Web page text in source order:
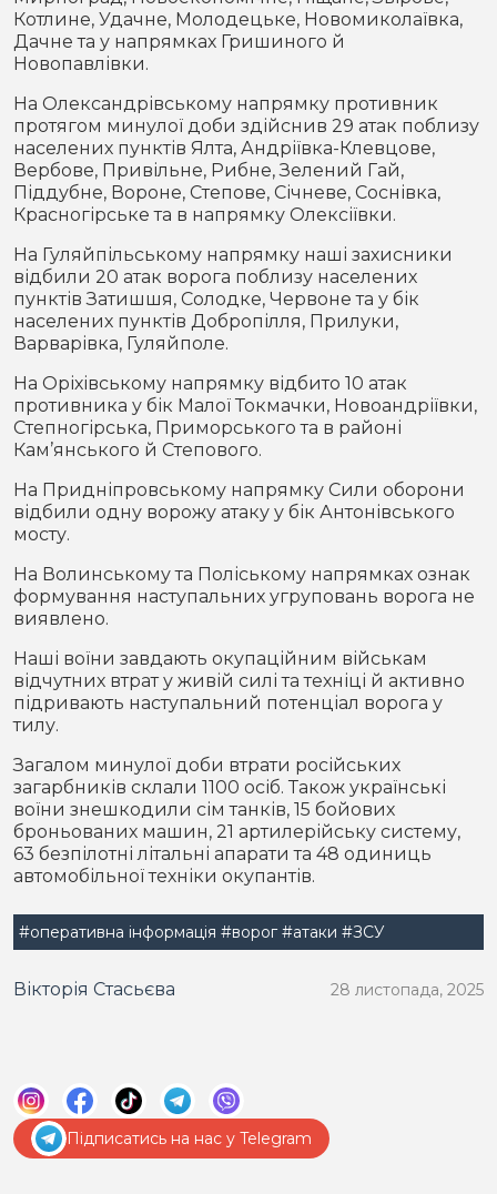
Котлине, Удачне, Молодецьке, Новомиколаївка,
Дачне та у напрямках Гришиного й
Новопавлівки.
На Олександрівському напрямку противник
протягом минулої доби здійснив 29 атак поблизу
населених пунктів Ялта, Андріївка-Клевцове,
Вербове, Привільне, Рибне, Зелений Гай,
Піддубне, Вороне, Степове, Січневе, Соснівка,
Красногірське та в напрямку Олексіївки.
На Гуляйпільському напрямку наші захисники
відбили 20 атак ворога поблизу населених
пунктів Затишшя, Солодке, Червоне та у бік
населених пунктів Добропілля, Прилуки,
Варварівка, Гуляйполе.
На Оріхівському напрямку відбито 10 атак
противника у бік Малої Токмачки, Новоандріївки,
Степногірська, Приморського та в районі
Кам’янського й Степового.
На Придніпровському напрямку Сили оборони
відбили одну ворожу атаку у бік Антонівського
мосту.
На Волинському та Поліському напрямках ознак
формування наступальних угруповань ворога не
виявлено.
Наші воїни завдають окупаційним військам
відчутних втрат у живій силі та техніці й активно
підривають наступальний потенціал ворога у
тилу.
Загалом минулої доби втрати російських
загарбників склали 1100 осіб. Також українські
воїни знешкодили сім танків, 15 бойових
броньованих машин, 21 артилерійську систему,
63 безпілотні літальні апарати та 48 одиниць
автомобільної техніки окупантів.
#оперативна інформація #ворог #атаки #ЗСУ
Вікторія Стасьєва 28 листопада, 2025
Підписатись на нас у Telegram